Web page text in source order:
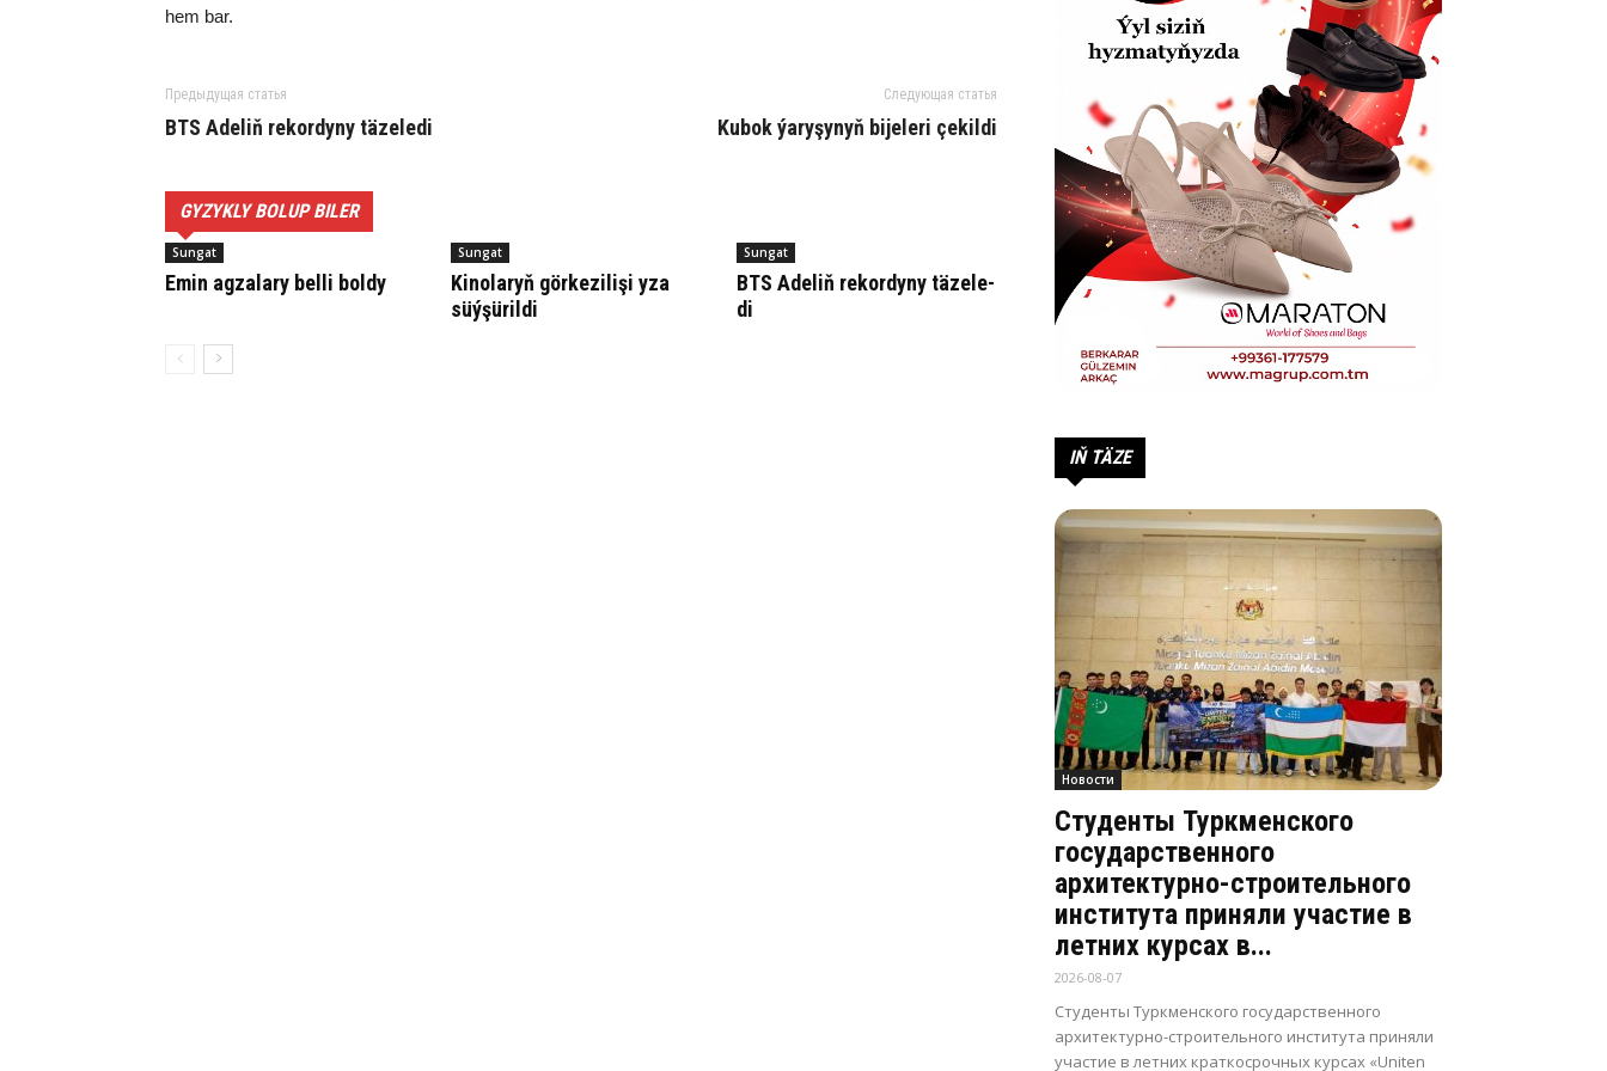
hem bar.
Предыдущая статья
BTS Ade­liň re­kor­dy­ny tä­ze­le­di
Следующая статья
Ku­bok ýa­ry­şy­nyň bi­je­le­ri çe­kil­di
GYZYKLY BOLUP BILER
Sungat
Emin agzalary belli boldy
Sungat
Kinolaryň görkezilişi yza
süýşürildi
Sungat
BTS Ade­liň re­kor­dy­ny tä­ze­le­
di
IŇ TÄZE
Новости
Студенты Туркменского
государственного
архитектурно-строительного
института приняли участие в
летних курсах в...
2026-08-07
Студенты Туркменского государственного
архитектурно-строительного института приняли
участие в летних краткосрочных курсах «Uniten